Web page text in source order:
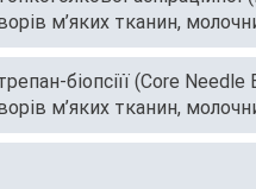
м’яких тканин,
біопсіїї (Core Needle
м’яких тканин,